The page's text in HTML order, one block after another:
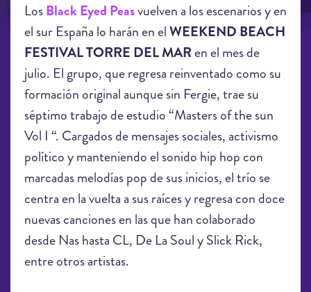
LosBlack Eyed Peasvuelven a los escenarios y en
el sur España lo harán en elWEEKEND BEACH
FESTIVAL TORRE DEL MARen el mes de
julio. El grupo, que regresa reinventado como su
formación original aunque sin Fergie, trae su
séptimo trabajo de estudio “Masters of the sun
Vol I “. Cargados de mensajes sociales, activismo
político y manteniendo el sonido hip hop con
marcadas melodías pop de sus inicios, el trío se
centra en la vuelta a sus raíces y regresa con doce
nuevas canciones en las que han colaborado
desde Nas hasta CL, De La Soul y Slick Rick,
entre otros artistas.